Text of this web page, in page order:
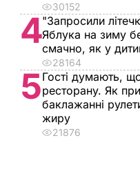
30152
4"Запросили
Яблука на зиму
смачно, як у
28164
5Гості думають,
ресторану. Як
баклажанні
жиру
21876